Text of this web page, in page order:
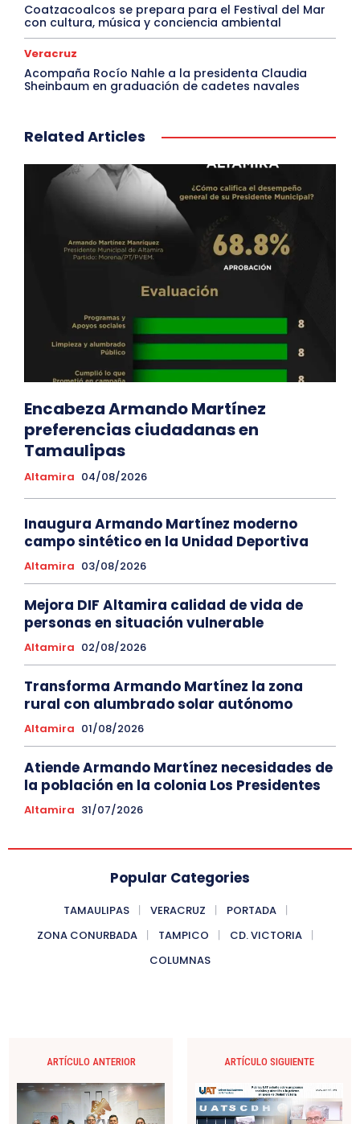
Coatzacoalcos se prepara para el Festival del Mar
con cultura, música y conciencia ambiental
Veracruz
Acompaña Rocío Nahle a la presidenta Claudia
Sheinbaum en graduación de cadetes navales
Related Articles
Encabeza Armando Martínez
preferencias ciudadanas en
Tamaulipas
Altamira 04/08/2026
Inaugura Armando Martínez moderno
campo sintético en la Unidad Deportiva
Altamira 03/08/2026
Mejora DIF Altamira calidad de vida de
personas en situación vulnerable
Altamira 02/08/2026
Transforma Armando Martínez la zona
rural con alumbrado solar autónomo
Altamira 01/08/2026
Atiende Armando Martínez necesidades de
la población en la colonia Los Presidentes
Altamira 31/07/2026
Popular Categories
TAMAULIPAS VERACRUZ
PORTADA
ZONA CONURBADA
TAMPICO
CD. VICTORIA
COLUMNAS
ARTÍCULO ANTERIOR ARTÍCULO SIGUIENTE